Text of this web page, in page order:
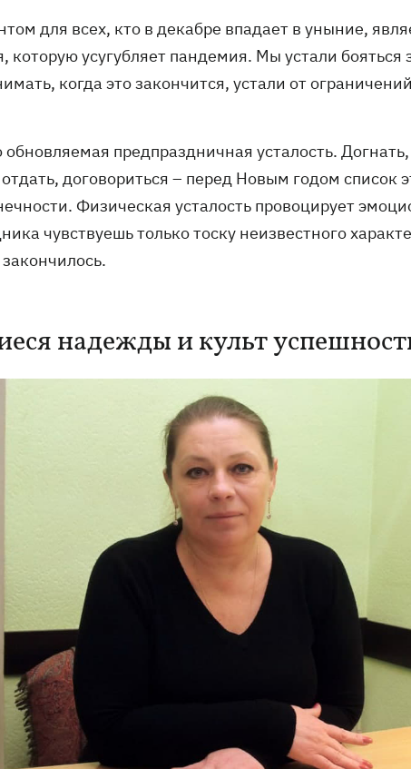
для всех, кто в декабре впадает в уныние,
которую усугубляет пандемия. Мы устали бояться
когда это закончится, устали от
предпраздничная усталость. Догнать,
договориться – перед Новым годом список
Физическая усталость провоцирует
чувствуешь только тоску неизвестного
надежды и культ